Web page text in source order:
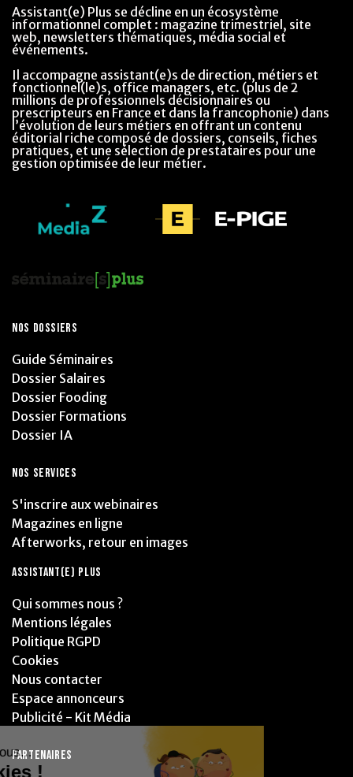
Assistant(e) Plus se décline en un écosystème
informationnel complet : magazine trimestriel, site
web, newsletters thématiques, média social et
événements.
Il accompagne assistant(e)s de direction, métiers et
fonctionnel(le)s, office managers, etc. (plus de 2
millions de professionnels décisionnaires ou
prescripteurs en France et dans la francophonie) dans
l’évolution de leurs métiers en offrant un contenu
éditorial riche composé de dossiers, conseils, fiches
pratiques, et une sélection de prestataires pour une
gestion optimisée de leur métier.
NOS DOSSIERS
Guide Séminaires
Dossier Salaires
Dossier Fooding
Dossier Formations
Dossier IA
NOS SERVICES
S'inscrire aux webinaires
Magazines en ligne
Afterworks, retour en images
ASSISTANT(E) PLUS
Qui sommes nous ?
Mentions légales
Politique RGPD
Cookies
Nous contacter
Espace annonceurs
Publicité - Kit Média
PARTENAIRES